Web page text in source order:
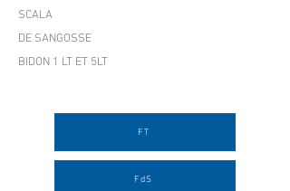
SCALA
DE SANGOSSE
BIDON 1 LT ET 5LT
FT
FdS